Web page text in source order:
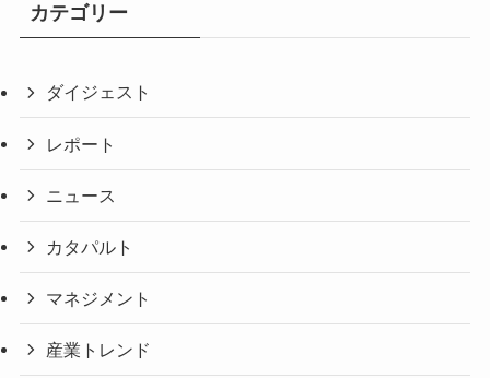
カテゴリー
ダイジェスト
レポート
ニュース
カタパルト
マネジメント
産業トレンド